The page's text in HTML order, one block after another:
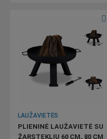
LAUŽAVIETĖS
PLIENINĖ LAUŽAVIETĖ SU
ŽARSTEKLIU 60 CM, 80 CM